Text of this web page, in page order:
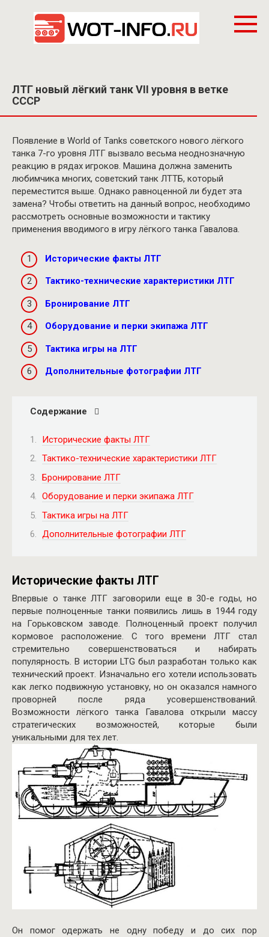
контенту
ЛТГ новый лёгкий танк VII уровня в ветке
СССР
Появление в World of Tanks советского нового лёгкого
танка 7-го уровня ЛТГ вызвало весьма неоднозначную
реакцию в рядах игроков. Машина должна заменить
любимчика многих, советский танк ЛТТБ, который
переместится выше. Однако равноценной ли будет эта
замена? Чтобы ответить на данный вопрос, необходимо
рассмотреть основные возможности и тактику
применения вводимого в игру лёгкого танка Гавалова.
Исторические факты ЛТГ
Тактико-технические характеристики ЛТГ
Бронирование ЛТГ
Оборудование и перки экипажа ЛТГ
Тактика игры на ЛТГ
Дополнительные фотографии ЛТГ
Содержание
Исторические факты ЛТГ
Тактико-технические характеристики ЛТГ
Бронирование ЛТГ
Оборудование и перки экипажа ЛТГ
Тактика игры на ЛТГ
Дополнительные фотографии ЛТГ
Исторические факты ЛТГ
Впервые о танке ЛТГ заговорили еще в 30-е годы, но
первые полноценные танки появились лишь в 1944 году
на Горьковском заводе. Полноценный проект получил
кормовое расположение. С того времени ЛТГ стал
стремительно совершенствоваться и набирать
популярность. В истории LTG был разработан только как
технический проект. Изначально его хотели использовать
как легко подвижную установку, но он оказался намного
проворней после ряда усовершенствований.
Возможности лёгкого танка Гавалова открыли массу
стратегических возможностей, которые были
уникальными для тех лет.
Он помог одержать не одну победу и до сих пор